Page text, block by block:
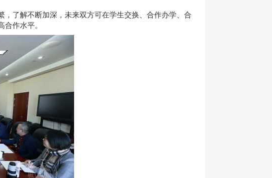
了解不断加深，未来双方可在学生交换、合作办学、合
作水平。